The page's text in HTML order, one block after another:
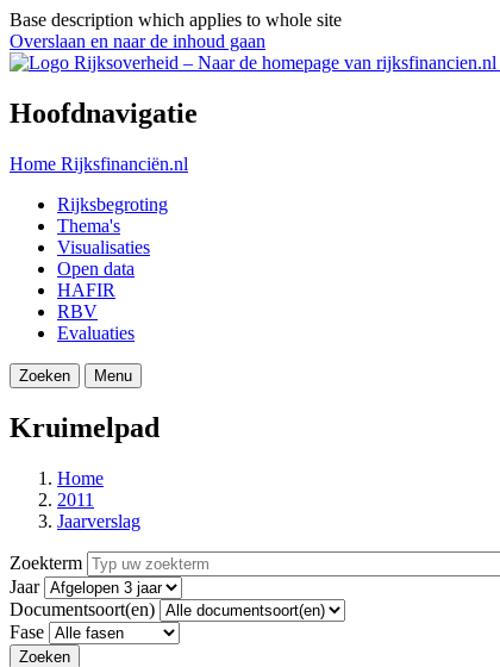
Base description which applies to whole site
Overslaan en naar de inhoud gaan
Hoofdnavigatie
Home Rijksfinanciën.nl
Rijksbegroting
Thema's
Visualisaties
Open data
HAFIR
RBV
Evaluaties
Zoeken Menu
Kruimelpad
Home
2011
Jaarverslag
Zoekterm
Jaar
Documentsoort(en)
Fase